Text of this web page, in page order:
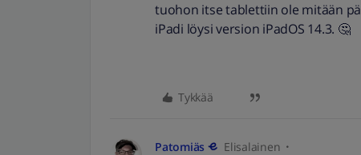
tuohon itse tablettiin ole mitään
iPadi löysi version iPadOS 14.3. 🤔
Tykkää
Patomiäs Elisalainen